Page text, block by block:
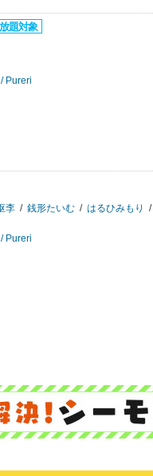
Pureri
李 / 銭形たいむ / はるひみもり /
Pureri